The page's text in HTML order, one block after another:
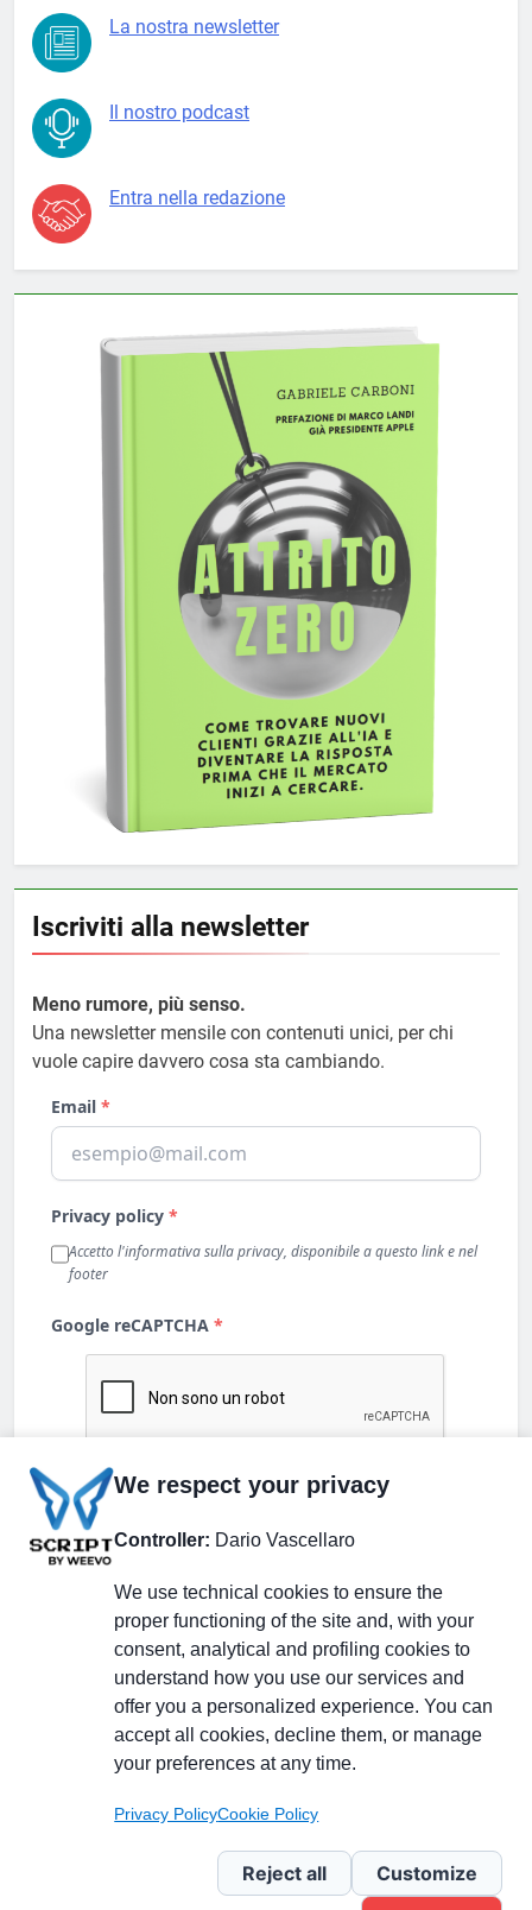
La nostra newsletter
Il nostro podcast
Entra nella redazione
Iscriviti alla newsletter
Meno rumore, più senso.
Una newsletter mensile con contenuti unici, per chi
vuole capire davvero cosa sta cambiando.
Partecipa alla discussione
Pagina Linkedin
Newsletter Linkedin
We respect your privacy
Controller: Dario Vascellaro
We use technical cookies to ensure the
proper functioning of the site and, with your
consent, analytical and profiling cookies to
understand how you use our services and
offer you a personalized experience. You can
accept all cookies, decline them, or manage
your preferences at any time.
Privacy PolicyCookie Policy
Reject all
Customize